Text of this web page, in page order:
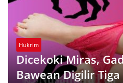
Hukrim
Dicekoki Miras,
Bawean Digilir Tiga